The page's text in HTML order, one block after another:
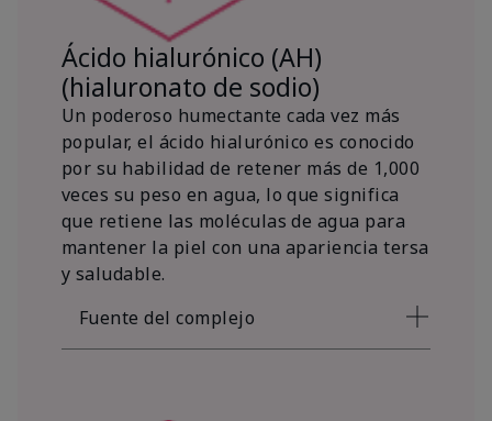
Ácido hialurónico (AH)
(hialuronato de sodio)
Un poderoso humectante cada vez más
popular, el ácido hialurónico es conocido
por su habilidad de retener más de 1,000
veces su peso en agua, lo que significa
que retiene las moléculas de agua para
mantener la piel con una apariencia tersa
y saludable.
Fuente del complejo